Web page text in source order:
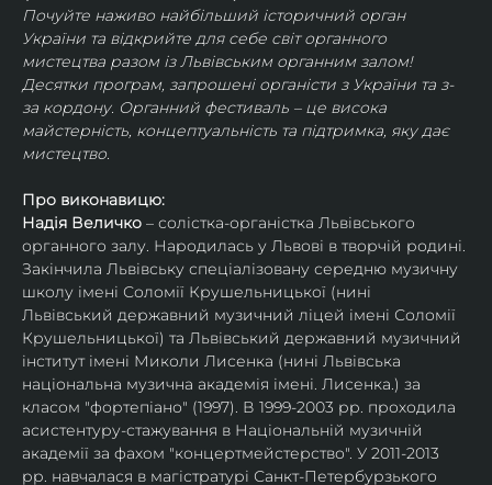
Почуйте наживо найбільший історичний орган
України та відкрийте для себе світ органного
мистецтва разом із Львівським органним залом!
Десятки програм, запрошені органісти з України та з-
за кордону. Органний фестиваль – це висока
майстерність, концептуальність та підтримка, яку дає
мистецтво.
Про виконавицю:
Надія Величко – солістка-органістка Львівського
органного залу. Народилась у Львові в творчій родині.
Закінчила Львівську спеціалізовану середню музичну
школу імені Соломії Крушельницької (нині
Львівський державний музичний ліцей імені Соломії
Крушельницької) та Львівський державний музичний
інститут імені Миколи Лисенка (нині Львівська
національна музична академія імені. Лисенка.) за
класом "фортепіано" (1997). В 1999-2003 рр. проходила
асистентуру-стажування в Національній музичній
академії за фахом "концертмейстерство". У 2011-2013
рр. навчалася в магістратурі Санкт-Петербурзького